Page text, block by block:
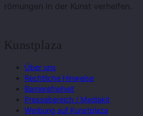
in der Kunst verhelfen.
Kunstplaza
Über uns
Rechtliche Hinweise
Barrierefreiheit
Pressebereich / Mediakit
Werbung auf Kunstplaza